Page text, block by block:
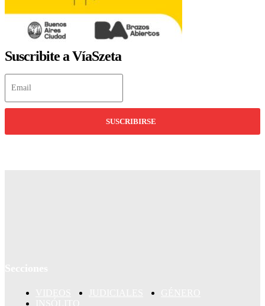
Suscribite a VíaSzeta
SUSCRIBIRSE